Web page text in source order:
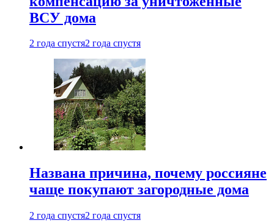
ВСУ дома
2 года спустя2 года спустя
Названа причина, почему россияне
чаще покупают загородные дома
2 года спустя2 года спустя